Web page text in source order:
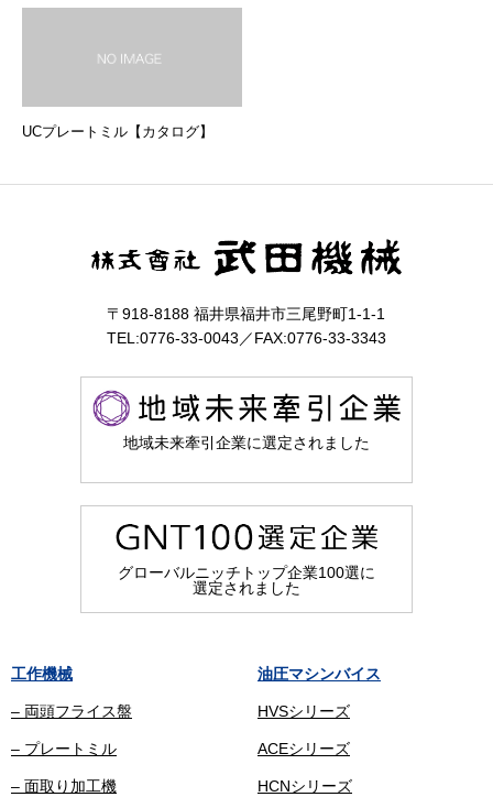
UCプレートミル【カタログ】
〒918-8188 福井県福井市三尾野町1-1-1
TEL:0776-33-0043／FAX:0776-33-3343
地域未来牽引企業に選定されました
グローバルニッチトップ企業100選に
選定されました
工作機械
– 両頭フライス盤
– プレートミル
– 面取り加工機
油圧マシンバイス
HVSシリーズ
ACEシリーズ
HCNシリーズ